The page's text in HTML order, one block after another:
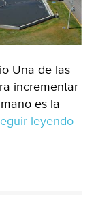
Una de las
incrementar
es la
leyendo